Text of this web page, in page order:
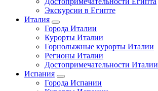
Экскурсии в Египте
Италия
Города Италии
Курорты Италии
Горнолыжные курорты Италии
Регионы Италии
Достопримечательности Италии
Испания
Города Испании